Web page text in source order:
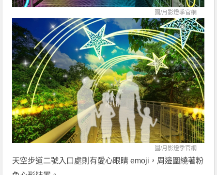
圖/月影燈季官網
圖/月影燈季官網
天空步道二號入口處則有愛心眼睛 emoji，周邊圍繞著粉